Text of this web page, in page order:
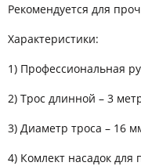
Рекомендуется для
Характеристики:
1) Профессиональная
2) Трос длинной – 3
3) Диаметр троса – 16
4) Комлект насадок